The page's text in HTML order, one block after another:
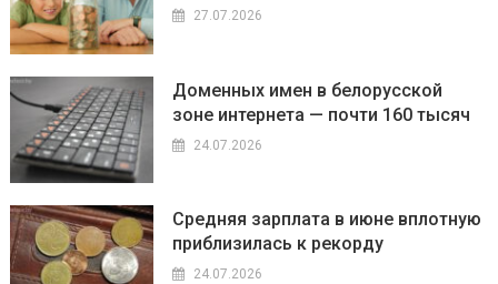
27.07.2026
Доменных имен в белорусской
зоне интернета — почти 160 тысяч
24.07.2026
Средняя зарплата в июне вплотную
приблизилась к рекорду
24.07.2026